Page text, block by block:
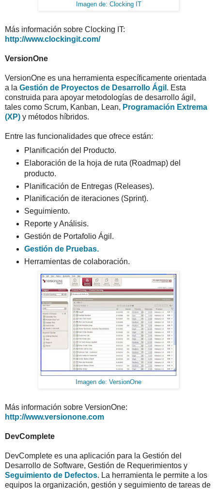
Imagen de: Clocking IT
Más información sobre Clocking IT:
http://www.clockingit.com/
VersionOne
VersionOne es una herramienta específicamente orientada
a la Gestión de Proyectos de Desarrollo Ágil . Esta
construida para apoyar metodologías de desarrollo ágil,
tales como Scrum, Kanban, Lean, Programación Extrema
(XP) y métodos híbridos.
Entre las funcionalidades que ofrece están:
Planificación del Producto.
Elaboración de la hoja de ruta (Roadmap) del
producto.
Planificación de Entregas (Releases).
Planificación de iteraciones (Sprint).
Seguimiento.
Reporte y Análisis.
Gestión de Portafolio Ágil.
Gestión de Pruebas.
Herramientas de colaboración.
Imagen de: VersionOne
Más información sobre VersionOne:
http://www.versionone.com
DevComplete
DevComplete es una aplicación para la Gestión del
Desarrollo de Software, Gestión de Requerimientos y
Seguimiento de Defectos. La herramienta le permite a los
equipos la organización, gestión y seguimiento de tareas de